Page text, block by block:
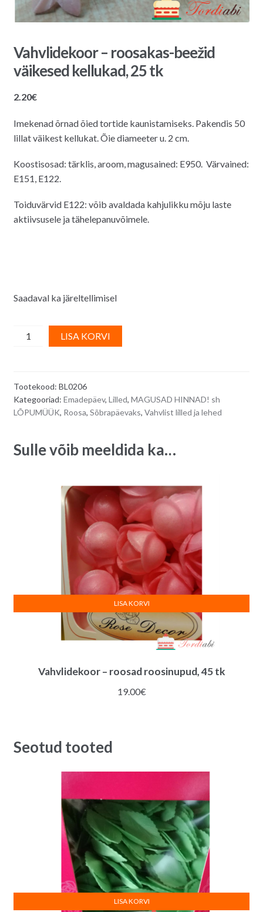
Vahvlidekoor – roosakas-beežid
väikesed kellukad, 25 tk
2.20€
Imekenad õrnad õied tortide kaunistamiseks. Pakendis 50
lillat väikest kellukat. Õie diameeter u. 2 cm.
Koostisosad: tärklis, aroom, magusained: E950. Värvained:
E151, E122.
Toiduvärvid E122: võib avaldada kahjulikku mõju laste
aktiivsusele ja tähelepanuvõimele.
Saadaval ka järeltellimisel
Vahvlidekoor
väikesed
kellukad,
quantity
LISA KORVI
n
i
:
Tootekood: BL0206
Kategooriad: Emadepäev, Lilled, MAGUSAD HINNAD! sh
LÕPUMÜÜK, Roosa, Sõbrapäevaks, Vahvlist lilled ja lehed
Sulle võib meeldida ka…
Vahvlidekoor – roosad roosinupud, 45 tk
19.00€
LISA KORVI
Seotud tooted
LISA KORVI